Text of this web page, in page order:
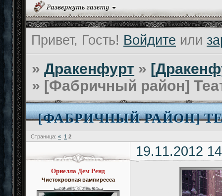
Привет, Гость! Войдите или
»Дракенфурт »
» [Фабричный район]
[ФАБРИЧНЫЙ РАЙОН]
Страница: « 1 2
19.11.2012
Орнелла Дем Ренд
Чистокровная вампиресса